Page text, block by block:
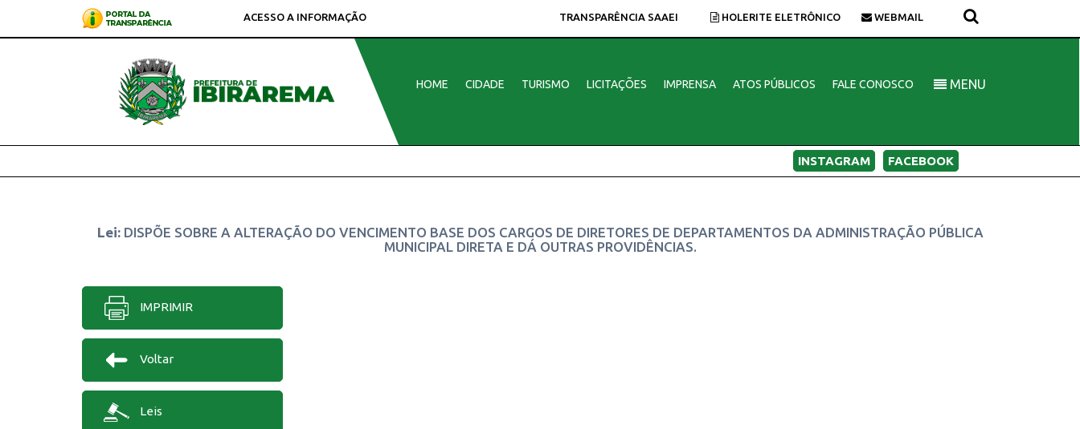
ACESSO A INFORMAÇÃO TRANSPARÊNCIA SAAEI HOLERITE ELETRÔNICO WEBMAIL
HOME CIDADE TURISMO LICITAÇÕES IMPRENSA ATOS PÚBLICOS FALE CONOSCO MENU
INSTAGRAM FACEBOOK
Lei: DISPÕE SOBRE A ALTERAÇÃO DO VENCIMENTO BASE DOS CARGOS DE DIRETORES DE DEPARTAMENTOS DA ADMINISTRAÇÃO PÚBLICA
MUNICIPAL DIRETA E DÁ OUTRAS PROVIDÊNCIAS.
IMPRIMIR
Voltar
Leis